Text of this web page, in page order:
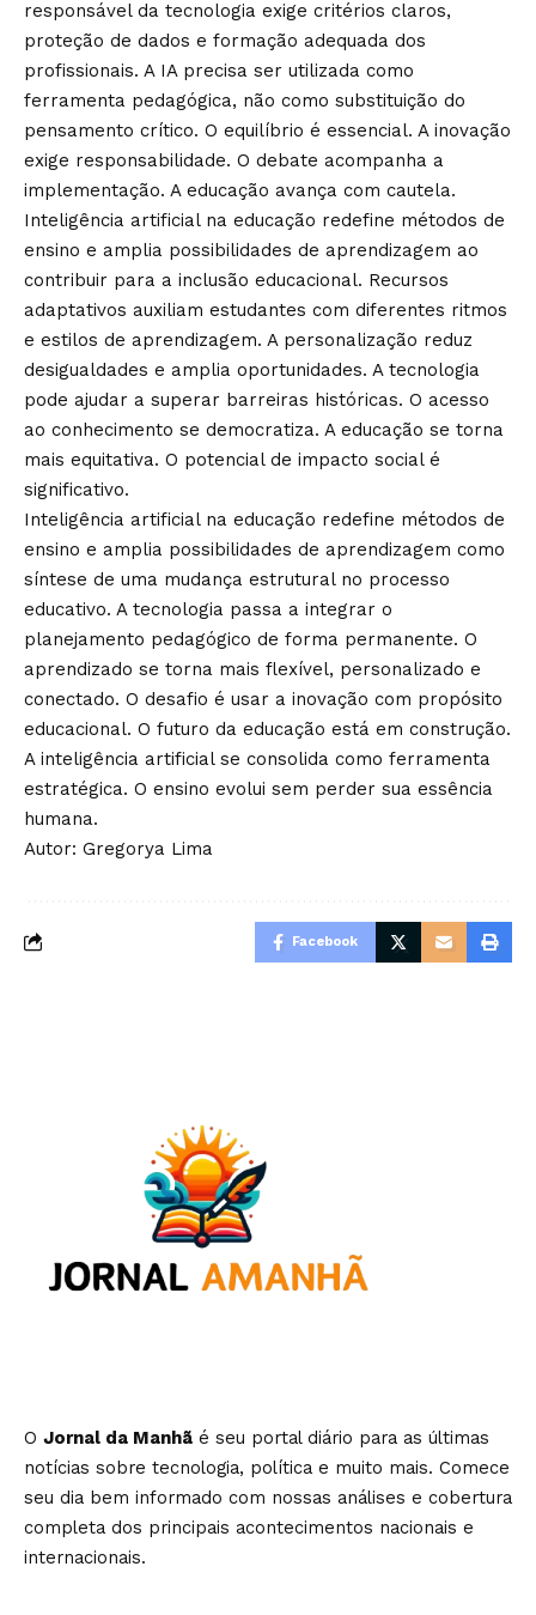
responsável da tecnologia exige critérios claros,
proteção de dados e formação adequada dos
profissionais. A IA precisa ser utilizada como
ferramenta pedagógica, não como substituição do
pensamento crítico. O equilíbrio é essencial. A inovação
exige responsabilidade. O debate acompanha a
implementação. A educação avança com cautela.
Inteligência artificial na educação redefine métodos de
ensino e amplia possibilidades de aprendizagem ao
contribuir para a inclusão educacional. Recursos
adaptativos auxiliam estudantes com diferentes ritmos
e estilos de aprendizagem. A personalização reduz
desigualdades e amplia oportunidades. A tecnologia
pode ajudar a superar barreiras históricas. O acesso
ao conhecimento se democratiza. A educação se torna
mais equitativa. O potencial de impacto social é
significativo.
Inteligência artificial na educação redefine métodos de
ensino e amplia possibilidades de aprendizagem como
síntese de uma mudança estrutural no processo
educativo. A tecnologia passa a integrar o
planejamento pedagógico de forma permanente. O
aprendizado se torna mais flexível, personalizado e
conectado. O desafio é usar a inovação com propósito
educacional. O futuro da educação está em construção.
A inteligência artificial se consolida como ferramenta
estratégica. O ensino evolui sem perder sua essência
humana.
Autor: Gregorya Lima
Facebook
O Jornal da Manhã é seu portal diário para as últimas
notícias sobre tecnologia, política e muito mais. Comece
seu dia bem informado com nossas análises e cobertura
completa dos principais acontecimentos nacionais e
internacionais.